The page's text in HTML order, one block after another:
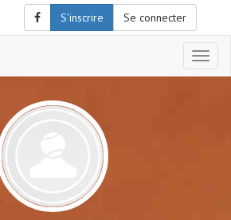
S'inscrire Se connecter
le